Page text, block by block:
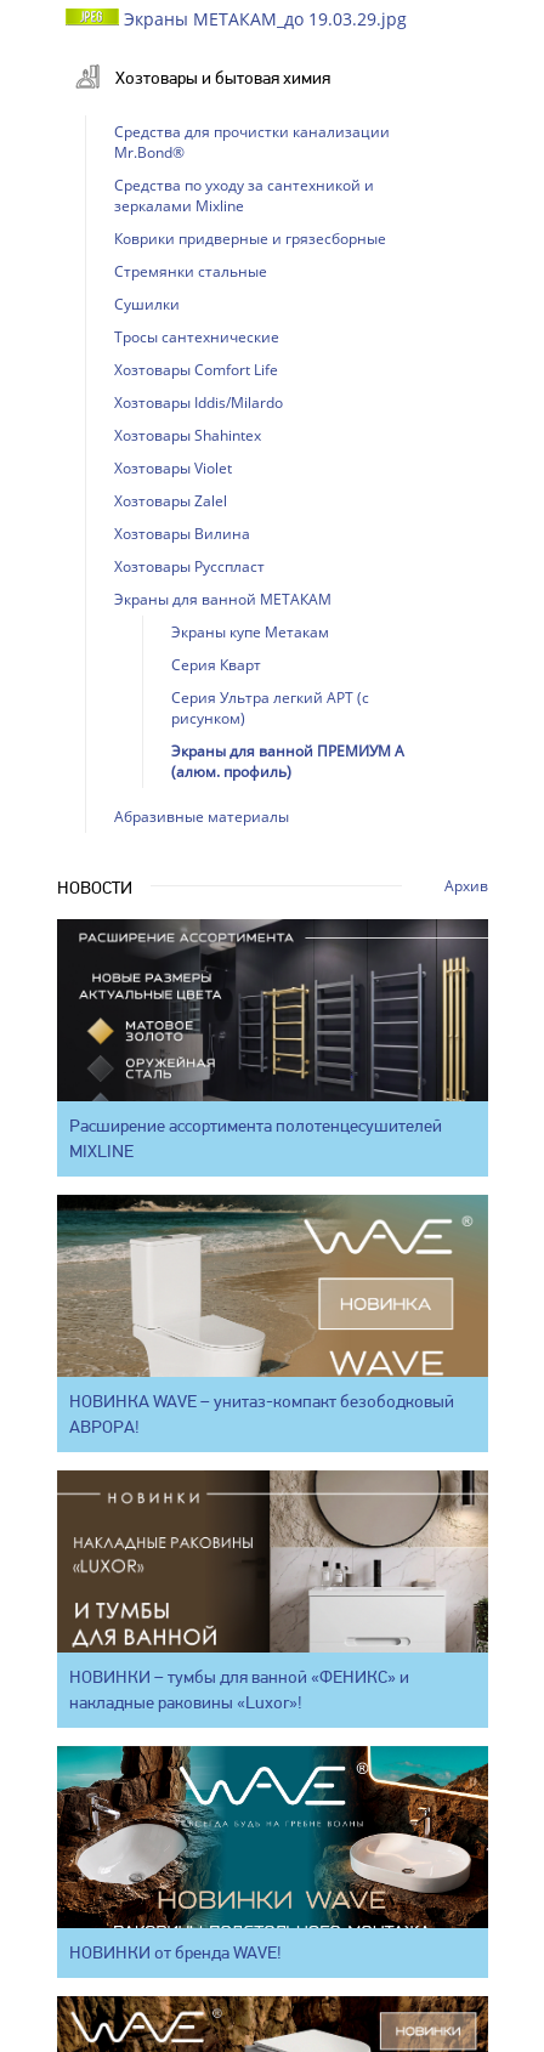
Экраны МЕТАКАМ_до 19.03.29.jpg
Хозтовары и бытовая химия
Cредства для прочистки канализации
Mr.Bond®
Cредства по уходу за сантехникой и
зеркалами Mixline
Коврики придверные и грязесборные
Стремянки стальные
Сушилки
Тросы сантехнические
Хозтовары Comfort Life
Хозтовары Iddis/Milardo
Хозтовары Shahintex
Хозтовары Violet
Хозтовары Zalel
Хозтовары Вилина
Хозтовары Русспласт
Экраны для ванной МЕТАКАМ
Экраны купе Метакам
Серия Кварт
Серия Ультра легкий АРТ (с
рисунком)
Экраны для ванной ПРЕМИУМ А
(алюм. профиль)
Абразивные материалы
НОВОСТИ Архив
Расширение ассортимента полотенцесушителей
MIXLINE
НОВИНКА WAVE – унитаз-компакт безободковый
АВРОРА!
НОВИНКИ – тумбы для ванной «ФЕНИКС» и
накладные раковины «Luxor»!
НОВИНКИ от бренда WAVE!